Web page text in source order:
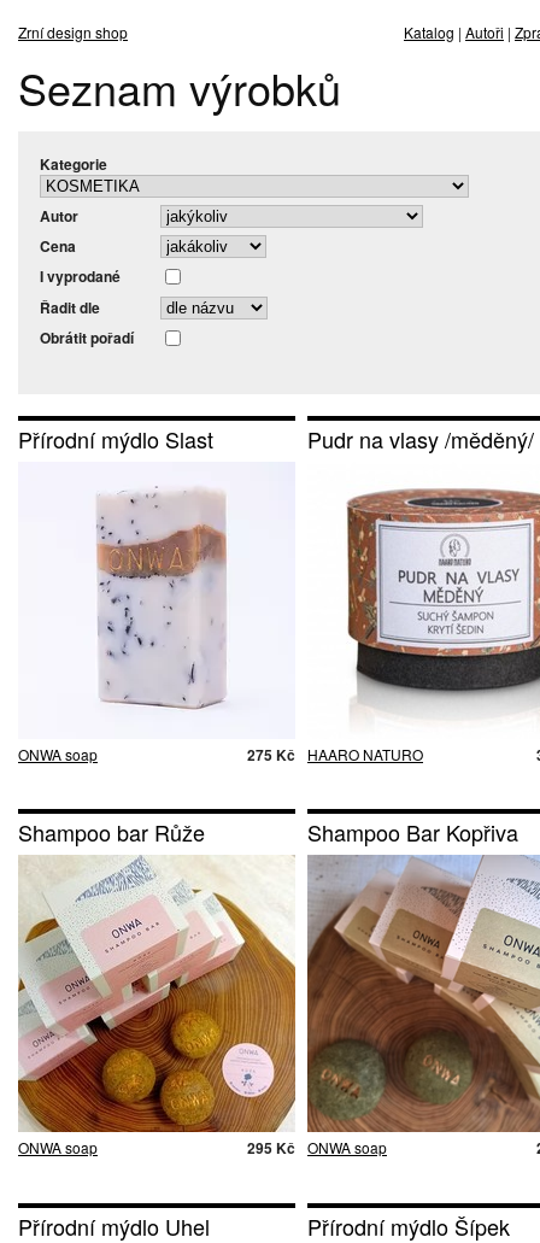
Zrní design shop Katalog | Autoři |
Seznam výrobků
Kategorie
Autor
Cena
I vyprodané
Řadit dle
Obrátit pořadí
Přírodní mýdlo Slast
ONWA soap 275 Kč
Pudr na vlasy /měděný/
HAARO NATURO
Shampoo bar Růže
ONWA soap 295 Kč
Shampoo Bar Kopřiva
ONWA soap
Přírodní mýdlo Uhel Přírodní mýdlo Šípek